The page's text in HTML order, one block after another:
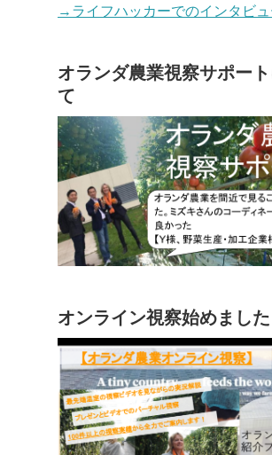
→ライフハッカーでのインタビ
オランダ農業視察サポー
て
オンライン視察始めました